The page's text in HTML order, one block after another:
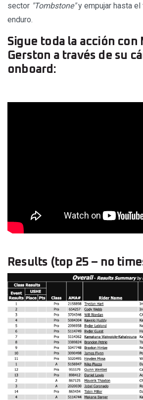
sector "Tombstone"y empujar hasta
enduro.
Sigue toda la acción con
Gerston a través de su
onboard:
Results (top 25 – no